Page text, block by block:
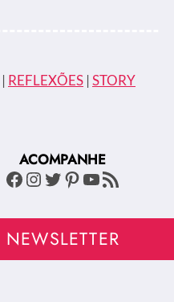
| REFLEXÕES | STORY
ACOMPANHE
Facebook
Instagram
Twitter
Pinterest
Youtube
Feed RSS
NEWSLETTER